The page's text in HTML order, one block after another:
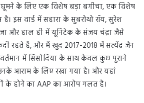
के लिए एक विशेष बड़ा बगीचा, एक विशेष
इस वार्ड में सहारा के सुबरोथो रॉय, सुरेश
और हाल ही में यूनिटेक के संजय चंद्रा जैसे
रहते हैं, और मैं खुद 2017-2018 में सत्येंद्र जैन
में सिसोदिया के साथ केवल कुछ पुराने
आराम के लिए रखा गया है। और यहां
के होने का AAP का आरोप गलत है।